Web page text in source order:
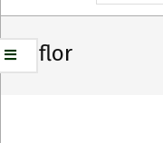
duoflor